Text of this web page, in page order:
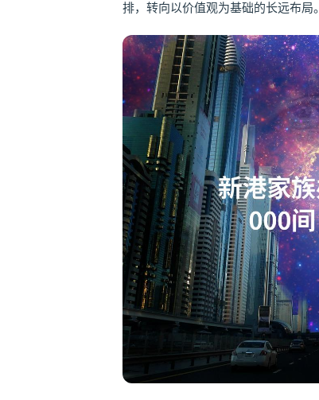
排，转向以价值观为基础的长远布局。